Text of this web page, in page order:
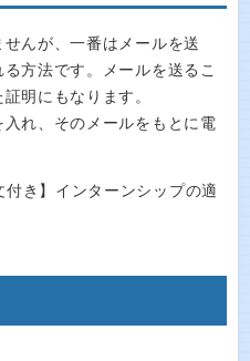
んが、一番はメールを送
方法です。メールを送るこ
明にもなります。
れ、そのメールをもとに電